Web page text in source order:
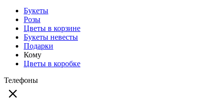
Букеты
Розы
Цветы в корзине
Букеты невесты
Подарки
Кому
Цветы в коробке
Телефоны